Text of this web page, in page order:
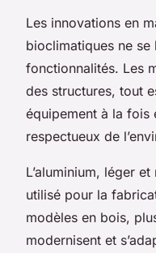
Les innovations en
bioclimatiques ne se
fonctionnalités. Les
des structures, tout
équipement à la fois
respectueux de
L’aluminium, léger
utilisé pour la
modèles en bois,
modernisent et